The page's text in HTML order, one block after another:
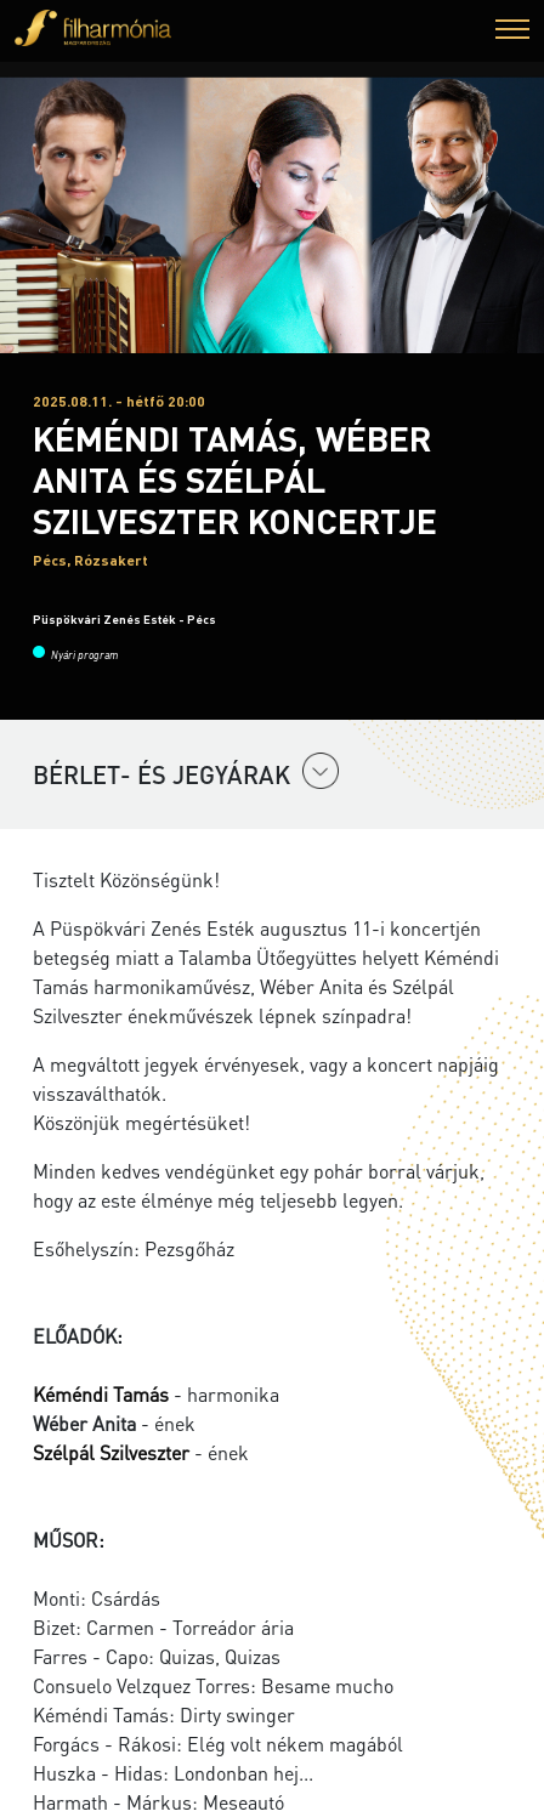
2025.08.11. - hétfő 20:00
KÉMÉNDI TAMÁS, WÉBER
ANITA ÉS SZÉLPÁL
SZILVESZTER KONCERTJE
Pécs, Rózsakert
Püspökvári Zenés Esték - Pécs
Nyári program
BÉRLET- ÉS JEGYÁRAK
Tisztelt Közönségünk!
A Püspökvári Zenés Esték augusztus 11-i koncertjén
betegség miatt a Talamba Ütőegyüttes helyett Kéméndi
Tamás harmonikaművész, Wéber Anita és Szélpál
Szilveszter énekművészek lépnek színpadra!
A megváltott jegyek érvényesek, vagy a koncert napjáig
visszaválthatók.
Köszönjük megértésüket!
Minden kedves vendégünket egy pohár borral várjuk,
hogy az este élménye még teljesebb legyen.
Esőhelyszín: Pezsgőház
ELŐADÓK:
Kéméndi Tamás - harmonika
Wéber Anita - ének
Szélpál Szilveszter- ének
MŰSOR:
Monti: Csárdás
Bizet: Carmen - Torreádor ária
Farres - Capo: Quizas, Quizas
Consuelo Velzquez Torres: Besame mucho
Kéméndi Tamás: Dirty swinger
Forgács - Rákosi: Elég volt nékem magából
Huszka - Hidas: Londonban hej...
Harmath - Márkus: Meseautó